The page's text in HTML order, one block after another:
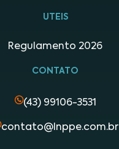
UTEIS
Regulamento 2026
CONTATO
(43) 99106-3531
contato@lnppe.com.br